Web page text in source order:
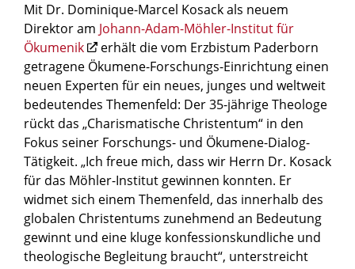
Mit Dr. Dominique-Marcel Kosack als neuem
Direktor am Johann-Adam-Möhler-Institut für
Ökumenik
erhält die vom Erzbistum Paderborn
getragene Ökumene-Forschungs-Einrichtung einen
neuen Experten für ein neues, junges und weltweit
bedeutendes Themenfeld: Der 35-jährige Theologe
rückt das „Charismatische Christentum“ in den
Fokus seiner Forschungs- und Ökumene-Dialog-
Tätigkeit. „Ich freue mich, dass wir Herrn Dr. Kosack
für das Möhler-Institut gewinnen konnten. Er
widmet sich einem Themenfeld, das innerhalb des
globalen Christentums zunehmend an Bedeutung
gewinnt und eine kluge konfessionskundliche und
theologische Begleitung braucht“, unterstreicht